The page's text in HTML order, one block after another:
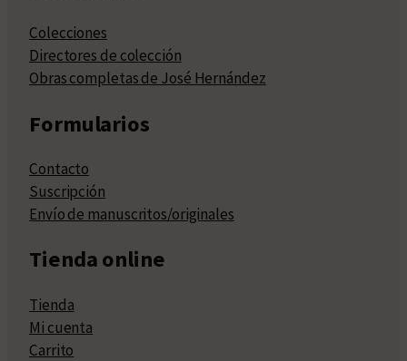
Colecciones
Directores de colección
Obras completas de José Hernández
Formularios
Contacto
Suscripción
Envío de manuscritos/originales
Tienda online
Tienda
Mi cuenta
Carrito